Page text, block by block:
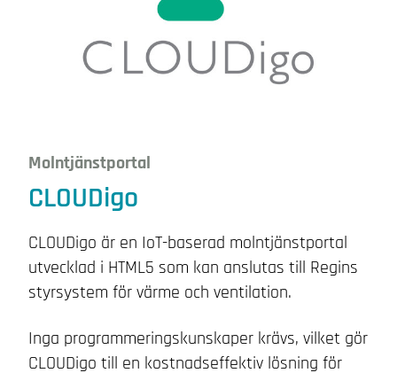
Molntjänstportal
CLOUDigo
CLOUDigo är en IoT-baserad molntjänstportal
utvecklad i HTML5 som kan anslutas till Regins
styrsystem för värme och ventilation.
Inga programmeringskunskaper krävs, vilket gör
CLOUDigo till en kostnadseffektiv lösning för